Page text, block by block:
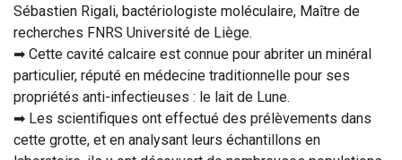
Sébastien Rigali, bactériologiste moléculaire, Maître de
recherches FNRS Université de Liège.
➡ Cette cavité calcaire est connue pour abriter un minéral
particulier, réputé en médecine traditionnelle pour ses
propriétés anti-infectieuses : le lait de Lune.
➡ Les scientifiques ont effectué des prélèvements dans
cette grotte, et en analysant leurs échantillons en